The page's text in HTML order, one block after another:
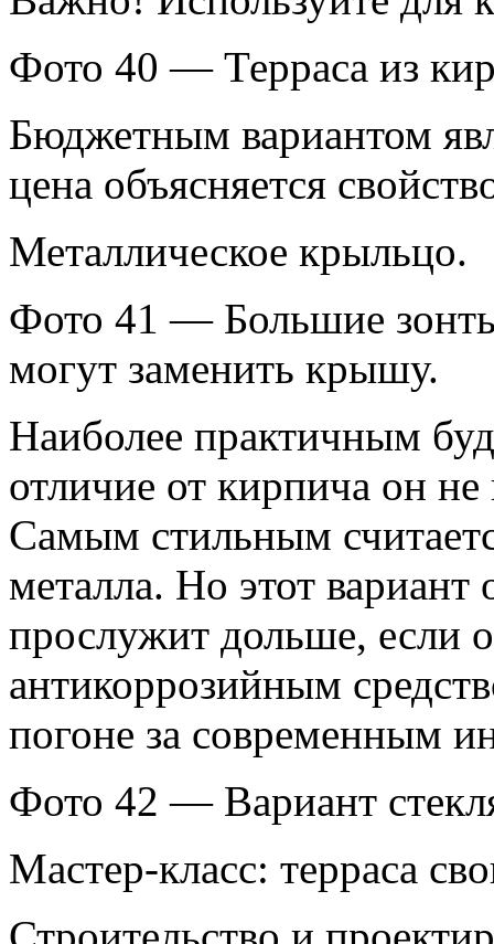
Фото 40 — Терраса из
Бюджетным вариантом
цена объясняется
Металлическое крыльцо.
Фото 41 — Большие
могут заменить крышу.
Наиболее практичным
отличие от кирпича он
Самым стильным
металла. Но этот
прослужит дольше, если
антикоррозийным
погоне за современным
Фото 42 — Вариант
Мастер-класс: терраса